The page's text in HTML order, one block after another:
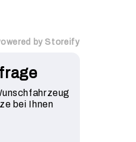
by Storeify
bei Ihnen